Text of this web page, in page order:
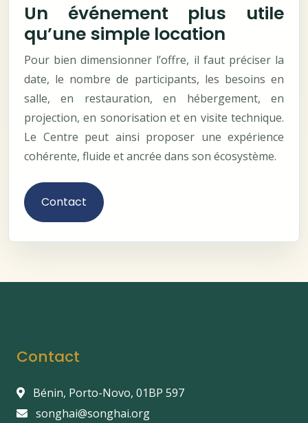
Un événement plus utile
qu’une simple location
Pour bien dimensionner l’offre, il faut préciser la
date, le nombre de participants, les besoins en
salle, en restauration, en hébergement, en
projection, en sonorisation et en visite technique.
Le Centre peut ainsi proposer une expérience
cohérente, fluide et ancrée dans son écosystème.
Contact
Contact
Bénin, Porto-Novo, 01BP 597
songhai@songhai.org